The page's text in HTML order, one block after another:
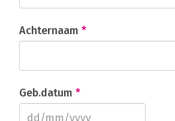
Achternaam *
Geb.datum *